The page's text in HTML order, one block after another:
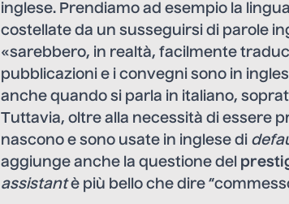
inglese. Prendiamo ad esempio la
costellate da un susseguirsi di parole
«sarebbero, in realtà, facilmente
pubblicazioni e i convegni sono in
anche quando si parla in italiano,
Tuttavia, oltre alla necessità di essere
nascono e sono usate in inglese di
aggiunge anche la questione del
assistantè più bello che dire